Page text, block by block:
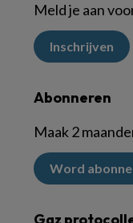
Meld je aan
Inschrijven
Abonneren
Maak 2
Word